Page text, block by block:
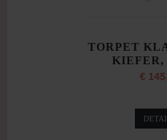
TORPET
KIEFER,
€